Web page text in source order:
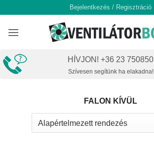
content
Bejelentkezés / Regisztráció
HÍVJON! +36 23 750850
Szívesen segítünk ha elakadna!
FALON KÍVÜL